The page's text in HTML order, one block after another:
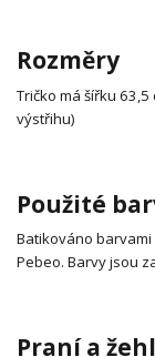
Rozměry
Tričko má šířku
výstřihu)
Použité
Batikováno
Pebeo. Barvy jsou
Praní a